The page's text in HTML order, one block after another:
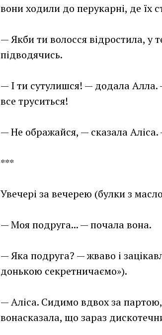
вони ходили до перукарні, де їх
— Якби ти волосся відростила, у
підводячись.
— І ти сутулишся! — додала Алла.
все труситься!
— Не ображайся, — сказала
***
Увечері за вечерею (булки з
— Моя подруга... — почала вона.
— Яка подруга? — жваво і
донькою секретничаємо»).
— Аліса. Сидимо вдвох за
вонасказала, що зараз